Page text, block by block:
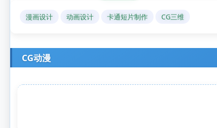
漫画设计 动画设计 卡通短片制作 CG三维
CG动漫